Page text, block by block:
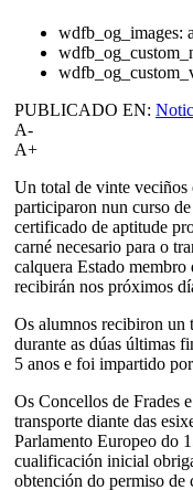
wdfb_og_images:
PUBLICADO EN:
A-
A+
Un total de vinte veciños
participaron nun curso
certificado de aptitude
carné necesario para o
calquera Estado
recibirán nos próximos
Os alumnos recibiron un
durante as dúas últimas
5 anos e foi impartido
Os Concellos de Frades
transporte diante das
Parlamento Europeo do
cualificación inicial
obtención do permiso de